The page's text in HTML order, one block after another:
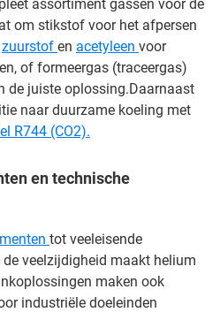
assortiment gassen voor de
om stikstof voor het afpersen
zuurstof en acetyleen voor
of formeergas (traceergas)
de juiste oplossing.Daarnaast
naar duurzame koeling met
R744 (CO2).
en technische
tot veeleisende
veelzijdigheid maakt helium
maken ook
industriële doeleinden